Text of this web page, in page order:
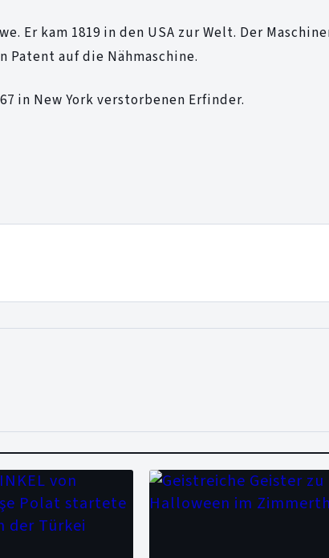
Er kam 1819 in den USA zur Welt. Der
Patent auf die Nähmaschine.
in New York verstorbenen Erfinder.